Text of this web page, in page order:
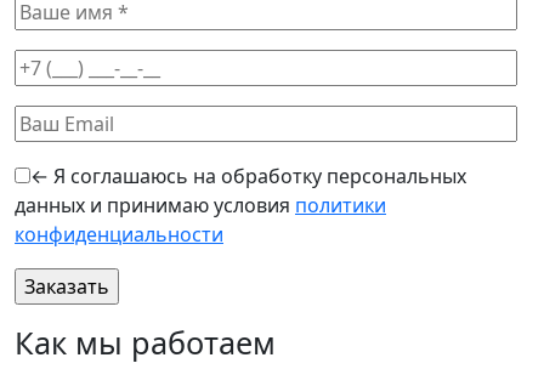
← Я соглашаюсь на обработку персональных
данных и принимаю условия политики
конфиденциальности
Как мы работаем